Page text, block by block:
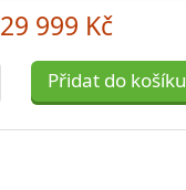
29 999 Kč
Přidat do košíku